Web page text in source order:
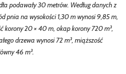
podawały 30 metrów. Według danych z
pnia na wysokości 1,30 m wynosi 9,85 m,
korony 20 × 40 m, okap korony 720 m³,
drzewa wynosi 72 m³, miąższość
46 m³.